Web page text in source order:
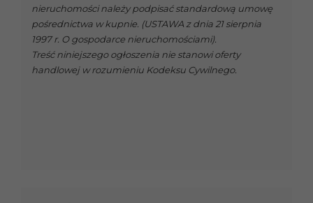
nieruchomości należy podpisać standardową umowę
pośrednictwa w kupnie. (USTAWA z dnia 21 sierpnia
1997 r. O gospodarce nieruchomościami).
Treść niniejszego ogłoszenia nie stanowi oferty
handlowej w rozumieniu Kodeksu Cywilnego.